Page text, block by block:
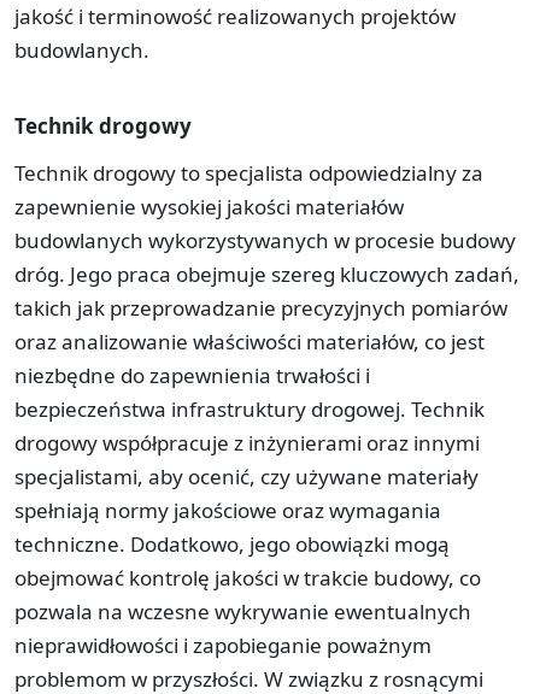
jakość i terminowość realizowanych projektów
budowlanych.
Technik drogowy
Technik drogowy to specjalista odpowiedzialny za
zapewnienie wysokiej jakości materiałów
budowlanych wykorzystywanych w procesie budowy
dróg. Jego praca obejmuje szereg kluczowych zadań,
takich jak przeprowadzanie precyzyjnych pomiarów
oraz analizowanie właściwości materiałów, co jest
niezbędne do zapewnienia trwałości i
bezpieczeństwa infrastruktury drogowej. Technik
drogowy współpracuje z inżynierami oraz innymi
specjalistami, aby ocenić, czy używane materiały
spełniają normy jakościowe oraz wymagania
techniczne. Dodatkowo, jego obowiązki mogą
obejmować kontrolę jakości w trakcie budowy, co
pozwala na wczesne wykrywanie ewentualnych
nieprawidłowości i zapobieganie poważnym
problemom w przyszłości. W związku z rosnącymi